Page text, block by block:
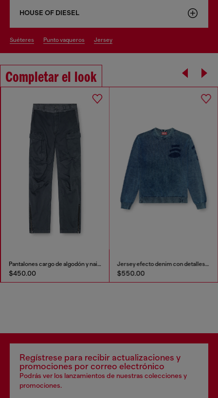
HOUSE OF DIESEL
suéteres punto vaqueros jersey
Completar el look
Pantalones cargo de algodón y nailon
$450.00
Jersey efecto denim con detalles de patch
$550.00
Regístrese para recibir actualizaciones y
promociones por correo electrónico
Podrás ver los lanzamientos de nuestras colecciones y
promociones.